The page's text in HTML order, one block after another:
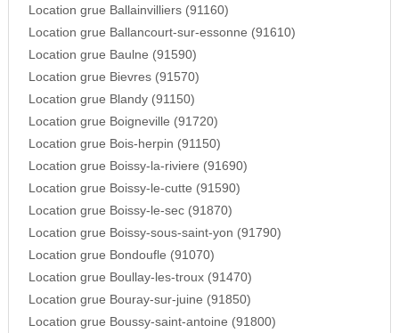
Location grue Ballainvilliers (91160)
Location grue Ballancourt-sur-essonne (91610)
Location grue Baulne (91590)
Location grue Bievres (91570)
Location grue Blandy (91150)
Location grue Boigneville (91720)
Location grue Bois-herpin (91150)
Location grue Boissy-la-riviere (91690)
Location grue Boissy-le-cutte (91590)
Location grue Boissy-le-sec (91870)
Location grue Boissy-sous-saint-yon (91790)
Location grue Bondoufle (91070)
Location grue Boullay-les-troux (91470)
Location grue Bouray-sur-juine (91850)
Location grue Boussy-saint-antoine (91800)